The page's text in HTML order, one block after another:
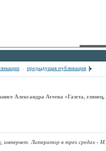
предыдущая публикация
Александра Агеева «Газета,
интернет. Литератор в трех средах -